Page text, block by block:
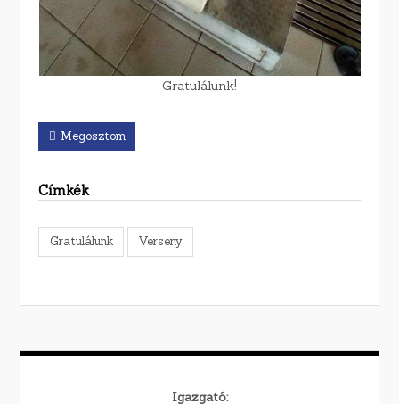
Gratulálunk!
Megosztom
Címkék
Gratulálunk Verseny
Igazgató: